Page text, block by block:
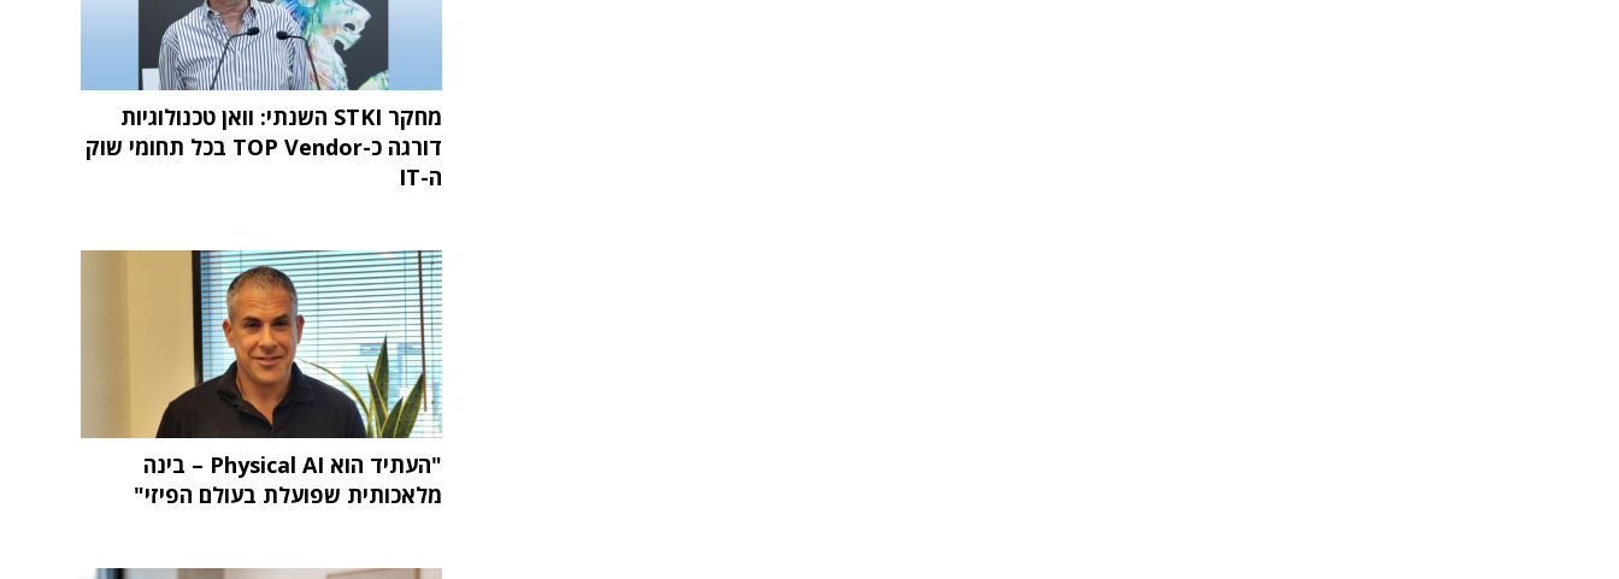
מחקר STKI השנתי: וואן טכנולוגיות
דורגה כ-TOP Vendor בכל תחומי שוק
ה-IT
"העתיד הוא Physical AI – בינה
מלאכותית שפועלת בעולם הפיזי"